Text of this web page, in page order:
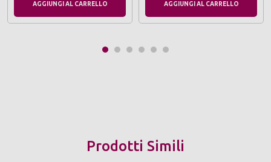
AGGIUNGI AL CARRELLO AGGIUNGI AL CARRELLO
Prodotti Simili